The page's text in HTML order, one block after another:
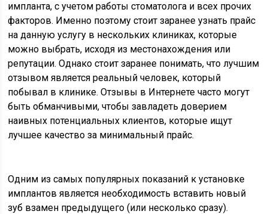
импланта, с учетом работы стоматолога и всех прочих
факторов. Именно поэтому стоит заранее узнать прайс
на данную услугу в нескольких клиниках, которые
можно выбрать, исходя из местонахождения или
репутации. Однако стоит заранее понимать, что лучшим
отзывом является реальный человек, который
побывал в клинике. Отзывы в Интернете часто могут
быть обманчивыми, чтобы завладеть доверием
наивных потенциальных клиентов, которые ищут
лучшее качество за минимальный прайс.
Одним из самых популярных показаний к установке
имплантов является необходимость вставить новый
зуб взамен предыдущего (или несколько сразу).